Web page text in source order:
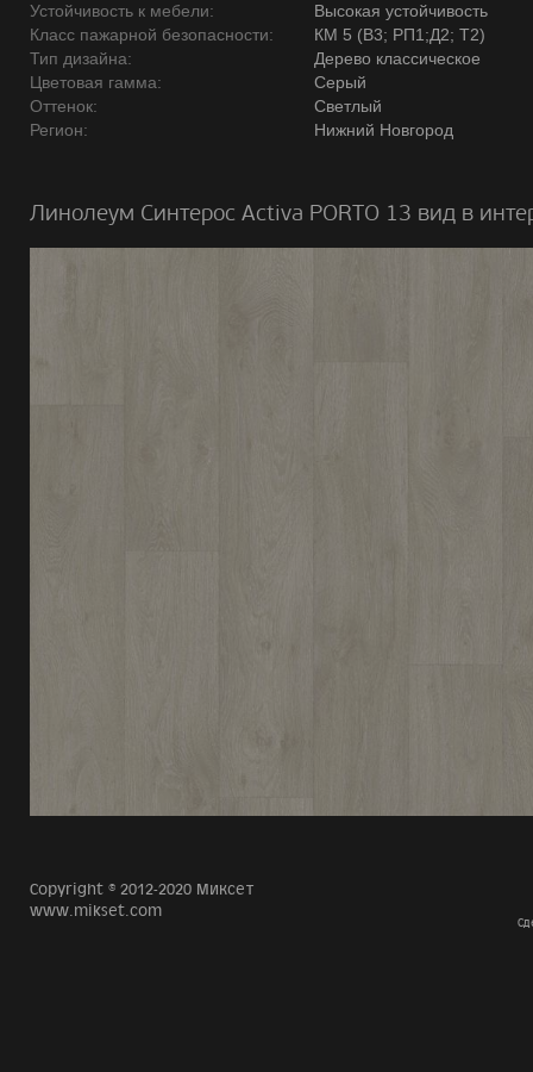
Устойчивость к мебели:
Высокая устойчивость
Класс пажарной безопасности:
КМ 5 (В3; РП1;Д2; Т2)
Тип дизайна:
Дерево классическое
Цветовая гамма:
Серый
Оттенок:
Светлый
Регион:
Нижний Новгород
Линолеум Синтерос Activa PORTO 13 вид в
Copyright © 2012-2020 Миксет
www.mikset.com